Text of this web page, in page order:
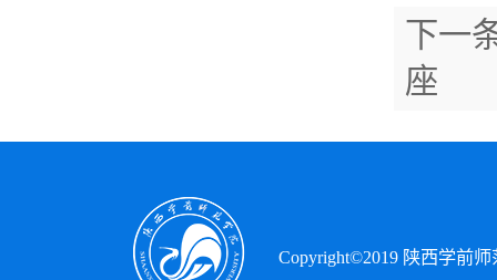
下一
座
Copyright©2019 陕西学前